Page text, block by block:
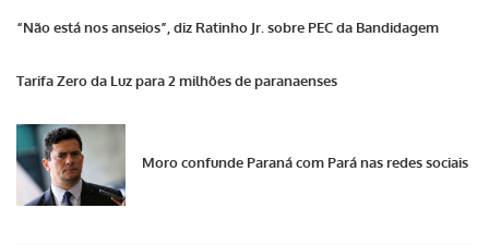
“Não está nos anseios”, diz Ratinho Jr. sobre PEC da Bandidagem
Tarifa Zero da Luz para 2 milhões de paranaenses
Moro confunde Paraná com Pará nas redes sociais